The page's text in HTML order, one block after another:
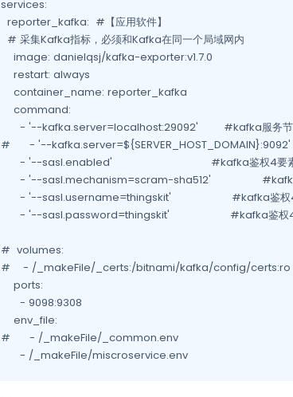
services:
  reporter_kafka:  #【应用软件】
  # 采集Kafka指标，必须和Kafka在同一个局域网内
    image: danielqsj/kafka-exporter:v1.7.0
    restart: always
    container_name: reporter_kafka
    command:
- '--kafka.server=localhost:29092'        #kafka服务
#      - '--
- '--sasl.enabled'                               #kafka鉴权
- '--sasl.mechanism=scram-sha512'
- '--sasl.username=thingskit'                   #kafka鉴
- '--sasl.password=thingskit'                   #kafka鉴
#  volumes:
#    - /_makeFile/_certs:/bitnami/kafka/config/certs:ro
    ports:
      - 9098:9308
    env_file:
#      - /_makeFile/_common.env